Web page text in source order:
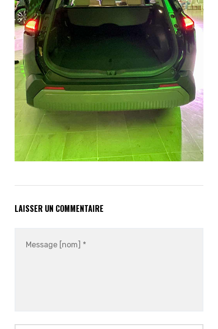
LAISSER UN COMMENTAIRE